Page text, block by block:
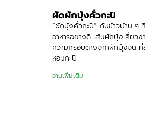
ผัดผักบุ้งคั่วกะปิ
“ผักบุ้งคั่วกะปิ” กับข้าวบ้าน ๆ
อาหารอย่างดี เส้นผักบุ้งเคี้ยว
ความกรอบต่างจากผักบุ้งจีน
หอมกะปิ
อ่านเพิ่มเติม